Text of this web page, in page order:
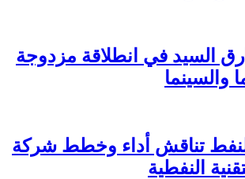
السيد في انطلاقة مزدوجة
والسينما
تناقش أداء وخطط شركة
النفطية